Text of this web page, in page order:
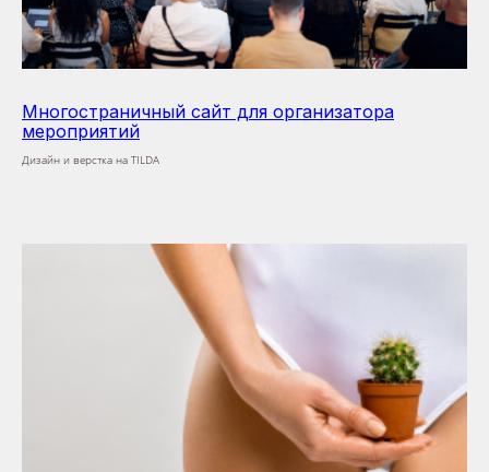
Многостраничный сайт для организатора
мероприятий
Дизайн и верстка на TILDA